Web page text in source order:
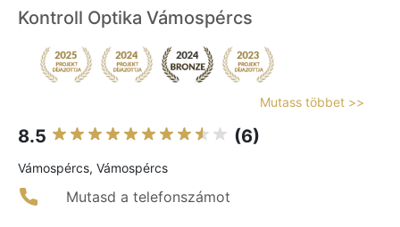
Kontroll Optika Vámospércs
Mutass többet >>
8.5 (6)
Vámospércs, Vámospércs
Mutasd a telefonszámot